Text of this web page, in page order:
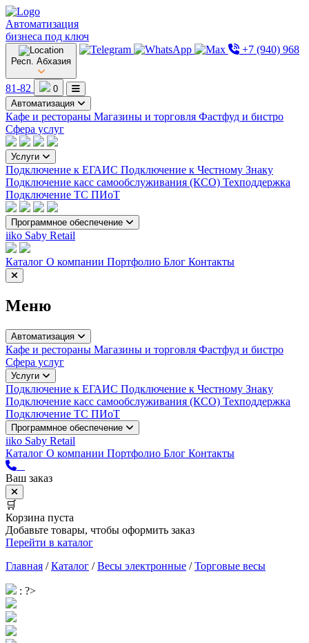
Автоматизация
бизнеса под ключ
Респ. Абхазия
+7 (940) 968
81-82
0
Автоматизация
Кафе и рестораны Магазины и торговля Фастфуд и бистро
Сфера услуг
Услуги
Подключение к ЕГАИС Подключение к Честному Знаку
Подключение касс самообслуживания (КСО) Техподдержка
Подключение ТС ПИоТ
Программное обеспечение
iiko Saby Retail
Каталог О компании Портфолио Блог Контакты
Меню
Автоматизация
Кафе и рестораны Магазины и торговля Фастфуд и бистро
Сфера услуг
Услуги
Подключение к ЕГАИС Подключение к Честному Знаку
Подключение касс самообслуживания (КСО) Техподдержка
Подключение ТС ПИоТ
Программное обеспечение
iiko Saby Retail
Каталог О компании Портфолио Блог Контакты
Ваш заказ
🛒
Корзина пуста
Добавьте товары, чтобы оформить заказ
Перейти в каталог
Главная /Каталог /Весы электронные /Торговые весы
: ?>